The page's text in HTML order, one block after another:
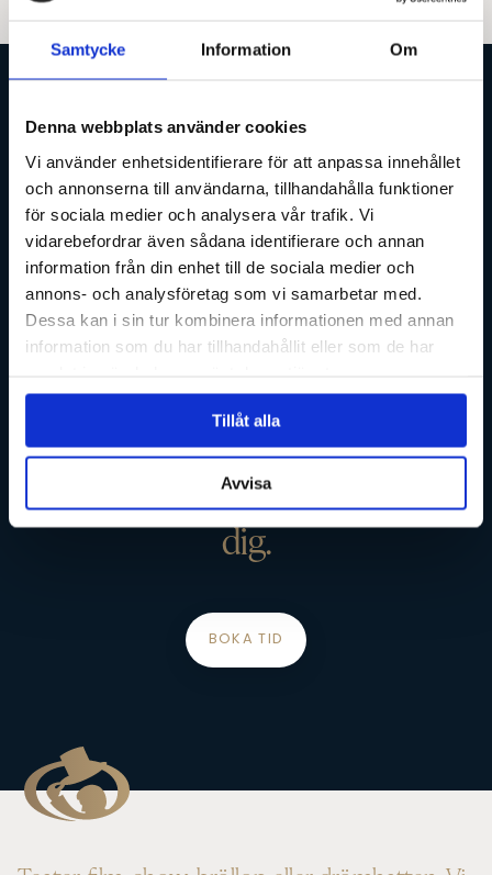
Samtycke Information Om
Denna webbplats använder cookies
Vi använder enhetsidentifierare för att anpassa innehållet
och annonserna till användarna, tillhandahålla funktioner
för sociala medier och analysera vår trafik. Vi
vidarebefordrar även sådana identifierare och annan
information från din enhet till de sociala medier och
annons- och analysföretag som vi samarbetar med.
Dessa kan i sin tur kombinera informationen med annan
information som du har tillhandahållit eller som de har
Tillåt alla
Avvisa
För att skapa den finaste hatt du
någonsin kommer att äga, tar vi
oss tid. Tid att lära känna dig, för
att kunna vägleda dig. Din hatt
kommer vara fulländad för just
dig.
BOKA TID